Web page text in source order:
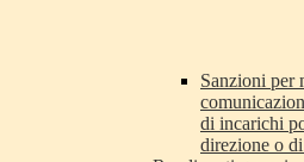
Sanzioni per
di incarichi
direzione o